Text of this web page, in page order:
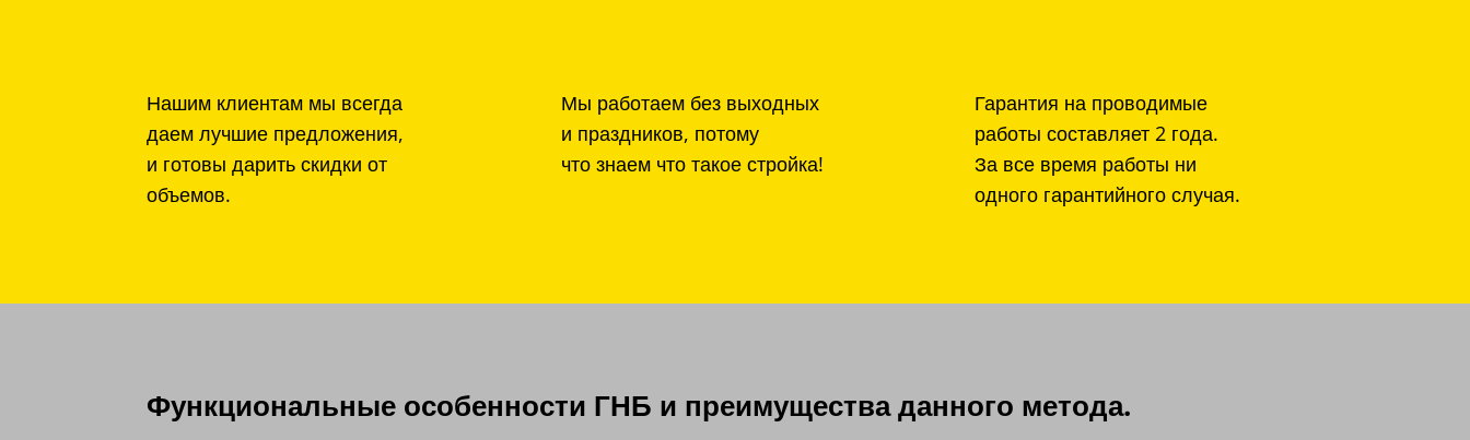
Нашим клиентам мы всегда
даем лучшие предложения,
и готовы дарить скидки от
объемов.
Мы работаем без выходных
и праздников, потому
что знаем что такое стройка!
Гарантия на проводимые
работы составляет 2 года.
За все время работы ни
одного гарантийного случая.
Функциональные особенности ГНБ и преимущества данного метода.